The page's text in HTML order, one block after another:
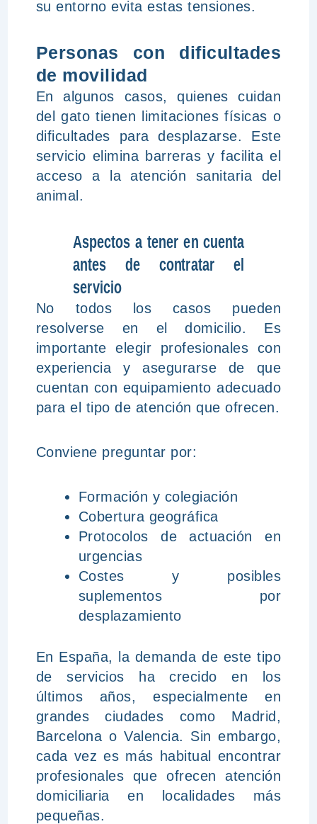
su entorno evita estas tensiones.
Personas con dificultades
de movilidad
En algunos casos, quienes cuidan
del gato tienen limitaciones físicas o
dificultades para desplazarse. Este
servicio elimina barreras y facilita el
acceso a la atención sanitaria del
animal.
Aspectos a tener en cuenta
antes de contratar el
servicio
No todos los casos pueden
resolverse en el domicilio. Es
importante elegir profesionales con
experiencia y asegurarse de que
cuentan con equipamiento adecuado
para el tipo de atención que ofrecen.
Conviene preguntar por:
Formación y colegiación
Cobertura geográfica
Protocolos de actuación en
urgencias
Costes y posibles
suplementos por
desplazamiento
En España, la demanda de este tipo
de servicios ha crecido en los
últimos años, especialmente en
grandes ciudades como Madrid,
Barcelona o Valencia. Sin embargo,
cada vez es más habitual encontrar
profesionales que ofrecen atención
domiciliaria en localidades más
pequeñas.